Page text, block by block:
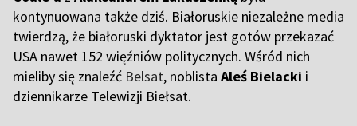
kontynuowana także dziś. Białoruskie niezależne media
twierdzą, że białoruski dyktator jest gotów przekazać
USA nawet 152 więźniów politycznych. Wśród nich
mieliby się znaleźć Belsat, noblista Aleś Bielacki i
dziennikarze Telewizji Biełsat.